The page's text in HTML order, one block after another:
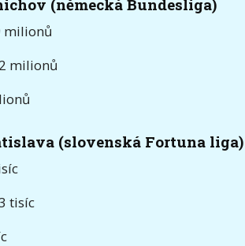
(německá Bundesliga)
milionů
milionů
(slovenská Fortuna liga)
tisíc